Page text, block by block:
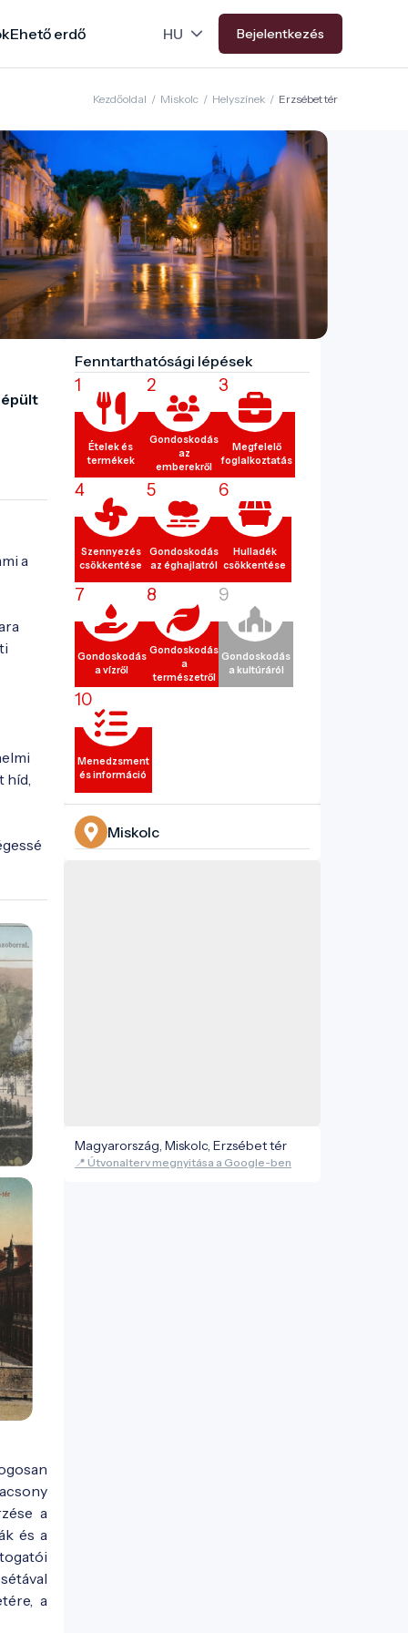
Ehető erdő Bejelentkezés
Kezdőoldal / Miskolc / Helyszínek / Erzsébet tér
épült
a
híd,
a
és a
a
Fenntarthatósági lépések
1
Ételek és
termékek
2
Gondoskodás
az
emberekről
3
Megfelelő
foglalkoztatás
4
Szennyezés
csökkentése
5
Gondoskodás
az éghajlatról
6
Hulladék
csökkentése
7
Gondoskodás
a vízről
8
Gondoskodás
a
természetről
9
Gondoskodás
a kultúráról
10
Menedzsment
és információ
Miskolc
Magyarország, Miskolc, Erzsébet tér
📍 Útvonalterv megnyitása a Google-ben